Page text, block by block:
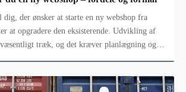
dig, der ønsker at starte en ny webshop fra
at opgradere den eksisterende. Udvikling af
væsentligt træk, og det kræver planlægning og